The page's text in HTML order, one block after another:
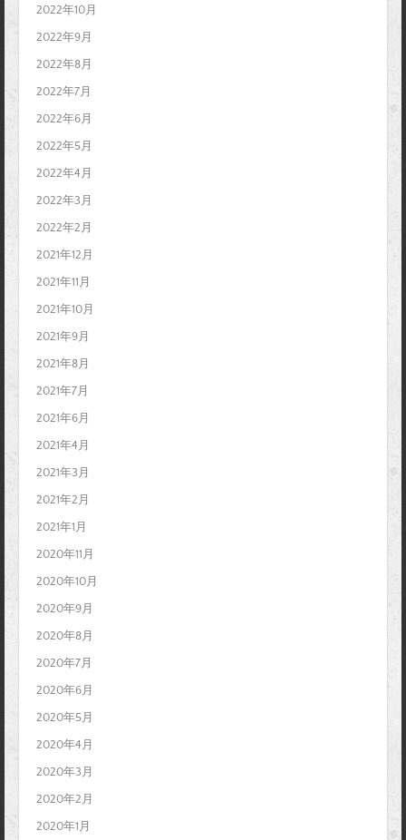
2022年10月
2022年9月
2022年8月
2022年7月
2022年6月
2022年5月
2022年4月
2022年3月
2022年2月
2021年12月
2021年11月
2021年10月
2021年9月
2021年8月
2021年7月
2021年6月
2021年4月
2021年3月
2021年2月
2021年1月
2020年11月
2020年10月
2020年9月
2020年8月
2020年7月
2020年6月
2020年5月
2020年4月
2020年3月
2020年2月
2020年1月